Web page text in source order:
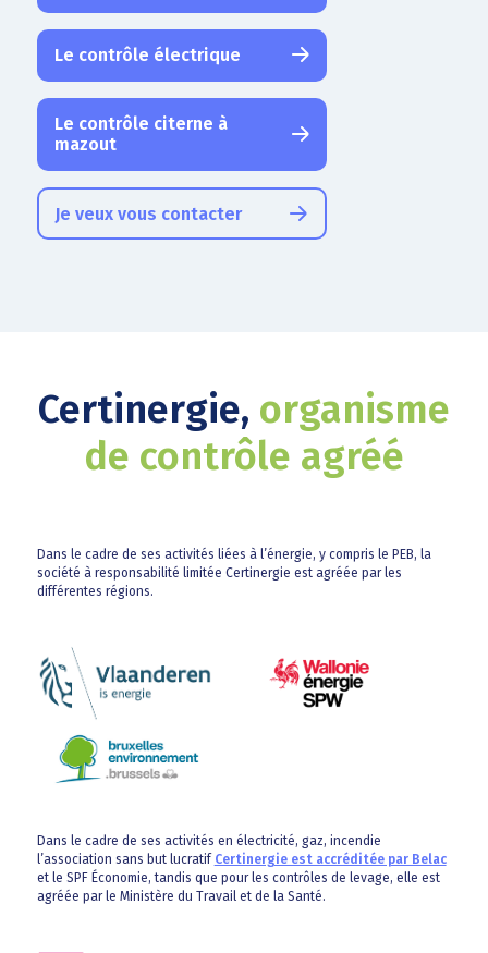
Le contrôle électrique
Le contrôle citerne à
mazout
Je veux vous contacter
Certinergie, organisme
de contrôle agréé
Dans le cadre de ses activités liées à l’énergie, y compris le PEB, la
société à responsabilité limitée Certinergie est agréée par les
différentes régions.
Dans le cadre de ses activités en électricité, gaz, incendie
l’association sans but lucratif Certinergie est accréditée par Belac
et le SPF Économie, tandis que pour les contrôles de levage, elle est
agréée par le Ministère du Travail et de la Santé.